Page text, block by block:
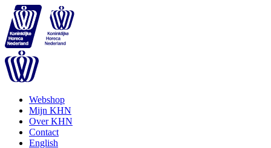
Webshop
Mijn KHN
Over KHN
Contact
English